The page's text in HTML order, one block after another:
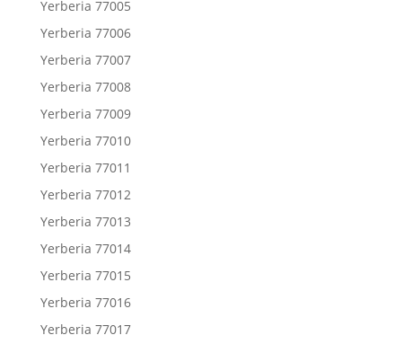
Yerberia 77005
Yerberia 77006
Yerberia 77007
Yerberia 77008
Yerberia 77009
Yerberia 77010
Yerberia 77011
Yerberia 77012
Yerberia 77013
Yerberia 77014
Yerberia 77015
Yerberia 77016
Yerberia 77017